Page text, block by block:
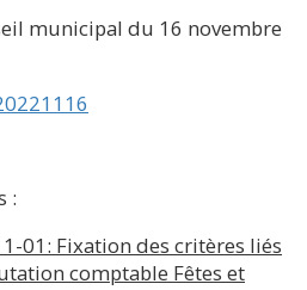
municipal du 16 novembre
:
01: Fixation des critères liés
comptable Fêtes et